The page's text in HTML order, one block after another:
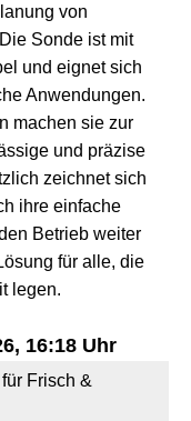
von
Sonde ist mit
und eignet sich
Anwendungen.
machen sie zur
und präzise
zeichnet sich
ihre einfache
Betrieb weiter
für alle, die
legen.
16:18 Uhr
Frisch &